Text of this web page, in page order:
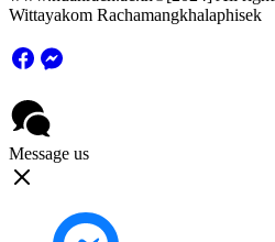
Wittayakom Rachamangkhalaphisek
Message us